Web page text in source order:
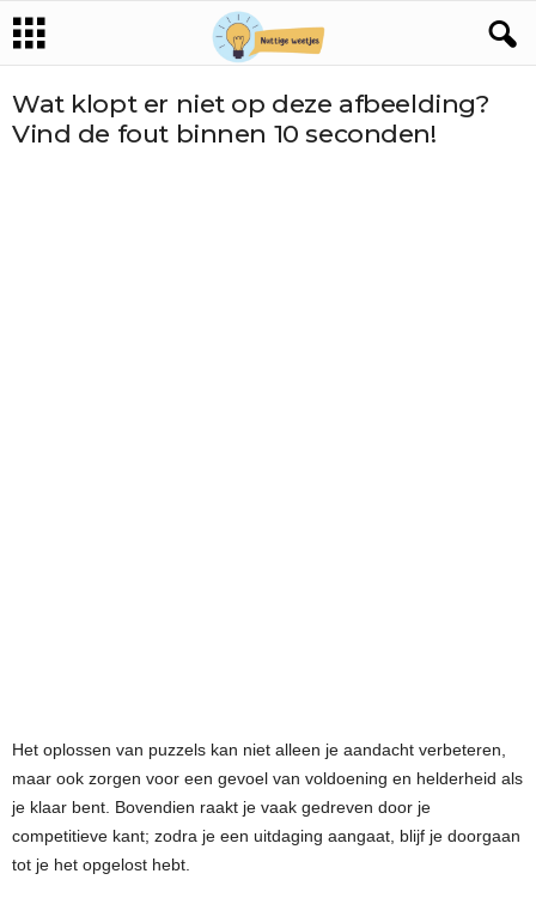
Wat klopt er niet op deze afbeelding?
Vind de fout binnen 10 seconden!
Het oplossen van puzzels kan niet alleen je aandacht verbeteren,
maar ook zorgen voor een gevoel van voldoening en helderheid als
je klaar bent. Bovendien raakt je vaak gedreven door je
competitieve kant; zodra je een uitdaging aangaat, blijf je doorgaan
tot je het opgelost hebt.